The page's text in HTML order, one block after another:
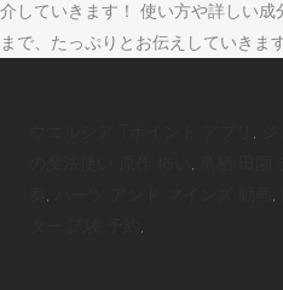
介していきます！ 使い方や詳しい
まで、たっぷりとお伝えしていきま